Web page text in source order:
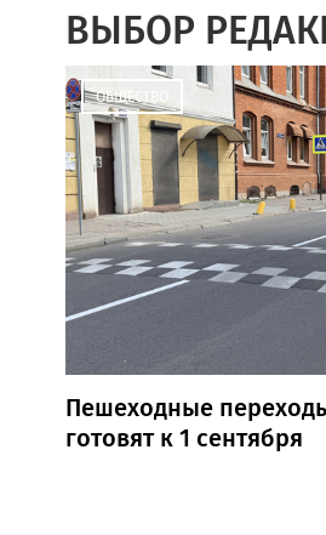
ВЫБОР
ОБЩЕСТВО
Пешеходные
готовят к 1 сентября